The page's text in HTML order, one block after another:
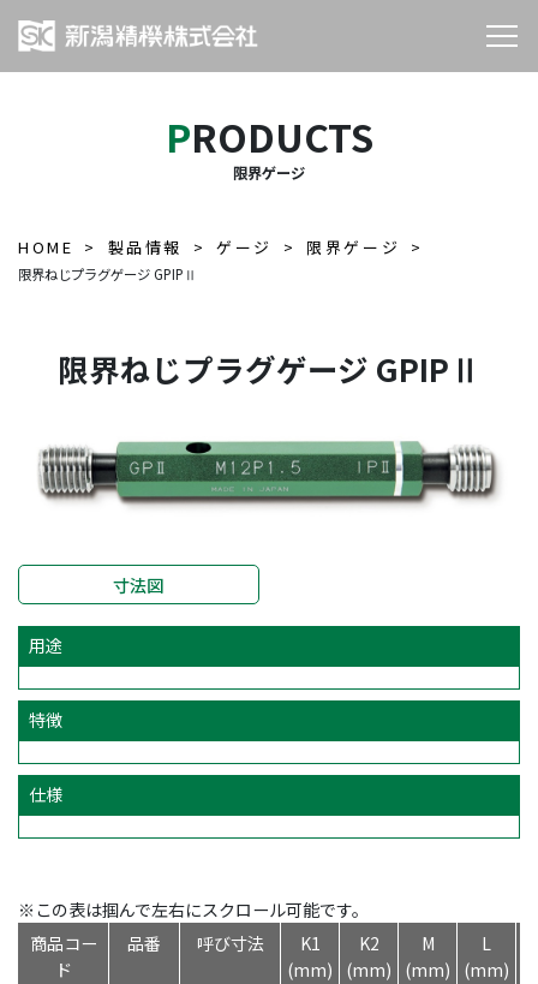
PRODUCTS
限界ゲージ
HOME 製品情報 ゲージ 限界ゲージ
限界ねじプラグゲージ GPIPⅡ
限界ねじプラグゲージ GPIPⅡ
寸法図
用途
特徴
仕様
※この表は掴んで左右にスクロール可能です。
商品コー
ド
品番 呼び寸法
K1
(mm)
K2
(mm)
M
(mm)
L
(mm)